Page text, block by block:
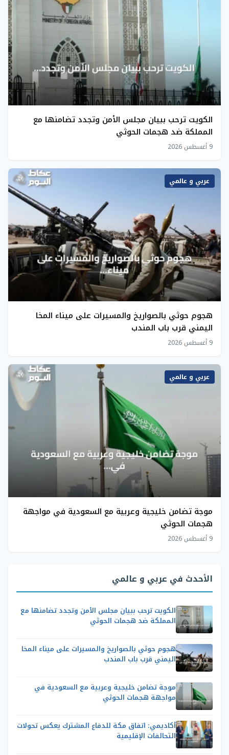
الكويت ترحب ببيان مجلس الأمن وتجدد تضامنها مع
المملكة ضد هجمات الحوثي
9 أغسطس 2026
عربي و عالمي
هجوم حوثي بالصواريخ والمسيرات على ميناء المخا
اليمني قرب باب المندب
9 أغسطس 2026
عربي و عالمي
موجة تضامن خليجية وعربية مع السعودية في مواجهة
هجمات الحوثي
9 أغسطس 2026
الأحدث في عربي و عالمي
الكويت ترحب ببيان مجلس الأمن وتجدد تضامنها مع
المملكة ضد هجمات الحوثي
هجوم حوثي بالصواريخ والمسيرات على ميناء المخا
اليمني قرب باب المندب
موجة تضامن خليجية وعربية مع السعودية في
مواجهة هجمات الحوثي
أكاديمي: اتفاق مكة للدفاع المشترك يعكس تحولات
التحالفات الإقليمية